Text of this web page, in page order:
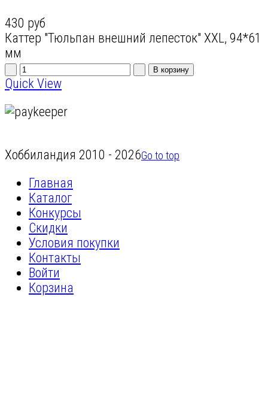
430 руб
Каттер "Тюльпан внешний лепесток" XXL, 94*61
мм
Quick View
Хоббиландия 2010 - 2026Go to top
Главная
Каталог
Конкурсы
Скидки
Условия покупки
Контакты
Войти
Корзина